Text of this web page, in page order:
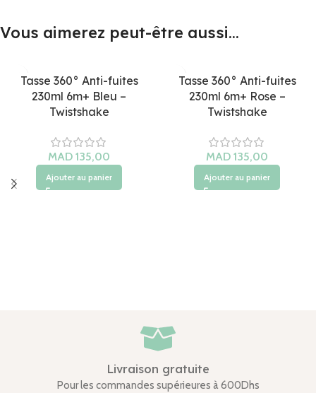
Vous aimerez peut-être aussi…
Tasse 360° Anti-fuites
230ml 6m+ Bleu –
Twistshake
Ajouter au panier
Tasse 360° Anti-fuites
230ml 6m+ Rose –
Twistshake
Ajouter au panier
Livraison gratuite
Pour les commandes supérieures à 600Dhs